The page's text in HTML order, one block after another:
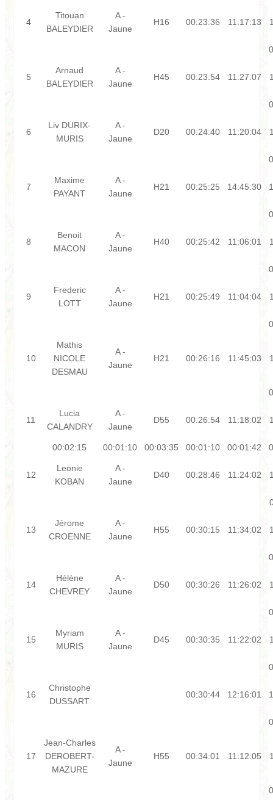
4
Titouan
BALEYDIER
A -
Jaune
H16 00:23:36 11:17:13
5
Arnaud
BALEYDIER
A -
Jaune
H45 00:23:54 11:27:07
6
Liv DURIX-
MURIS
A -
Jaune
D20 00:24:40 11:20:04
7
Maxime
PAYANT
A -
Jaune
H21 00:25:25 14:45:30
8
Benoit
MACON
A -
Jaune
H40 00:25:42 11:06:01
9
Frederic
LOTT
A -
Jaune
H21 00:25:49 11:04:04
10
Mathis
NICOLE
DESMAU
A -
Jaune
H21 00:26:16 11:45:03
11
Lucia
CALANDRY
A -
Jaune
D55 00:26:54 11:18:02
00:02:15 00:01:10 00:03:35 00:01:10 00:01:42
12
Leonie
KOBAN
A -
Jaune
D40 00:28:46 11:24:02
13
Jérome
CROENNE
A -
Jaune
H55 00:30:15 11:34:02
14
Hélène
CHEVREY
A -
Jaune
D50 00:30:26 11:26:02
15
Myriam
MURIS
A -
Jaune
D45 00:30:35 11:22:02
16
Christophe
DUSSART
00:30:44 12:16:01
17
Jean-Charles
DEROBERT-
MAZURE
A -
Jaune
H55 00:34:01 11:12:05